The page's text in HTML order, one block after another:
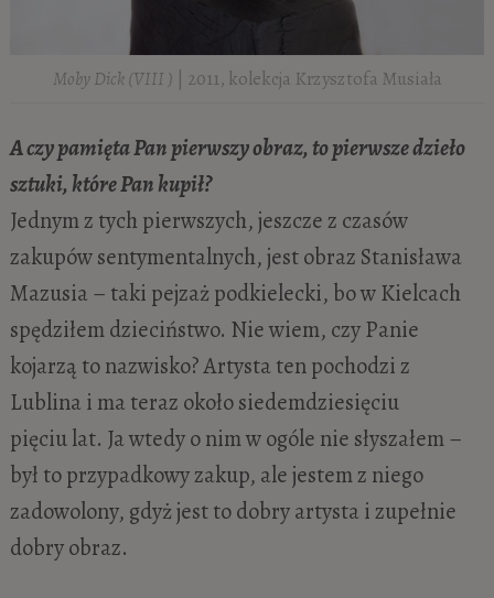
Moby Dick (VIII ) | 2011, kolekcja Krzysztofa Musiała
A czy pamięta Pan pierwszy obraz, to pierwsze dzieło
sztuki, które Pan kupił?
Jednym z tych pierwszych, jeszcze z czasów
zakupów sentymentalnych, jest obraz Stanisława
Mazusia – taki pejzaż podkielecki, bo w Kielcach
spędziłem dzieciństwo. Nie wiem, czy Panie
kojarzą to nazwisko? Artysta ten pochodzi z
Lublina i ma teraz około siedemdziesięciu
pięciu lat. Ja wtedy o nim w ogóle nie słyszałem –
był to przypadkowy zakup, ale jestem z niego
zadowolony, gdyż jest to dobry artysta i zupełnie
dobry obraz.